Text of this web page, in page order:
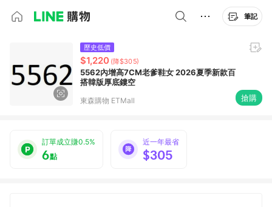
筆記
歷史低價
$1,220 (降$305)
5562內增高7CM老爹鞋女 2026夏季新款百
搭韓版厚底鏤空
東森購物 ETMall 搶購
訂單成立賺0.5%
6點
近一年最省
$305